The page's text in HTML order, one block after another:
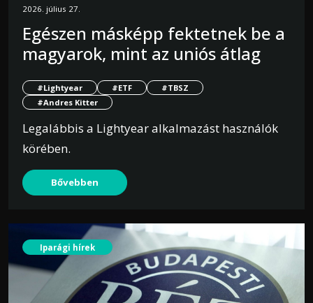
2026. július 27.
Egészen másképp fektetnek be a
magyarok, mint az uniós átlag
#Lightyear #ETF
#TBSZ
#Andres Kitter
Legalábbis a Lightyear alkalmazást használók
körében.
Bővebben
Iparági hírek